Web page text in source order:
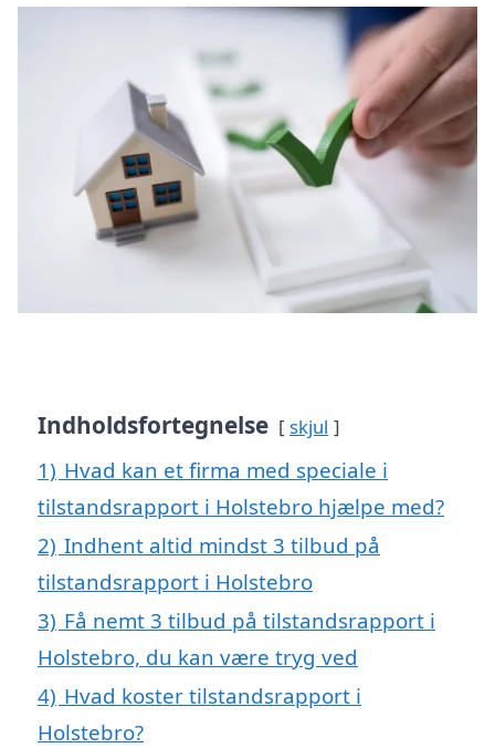
Indholdsfortegnelse skjul
1) Hvad kan et firma med speciale i
tilstandsrapport i Holstebro hjælpe med?
2) Indhent altid mindst 3 tilbud på
tilstandsrapport i Holstebro
3) Få nemt 3 tilbud på tilstandsrapport i
Holstebro, du kan være tryg ved
4) Hvad koster tilstandsrapport i
Holstebro?